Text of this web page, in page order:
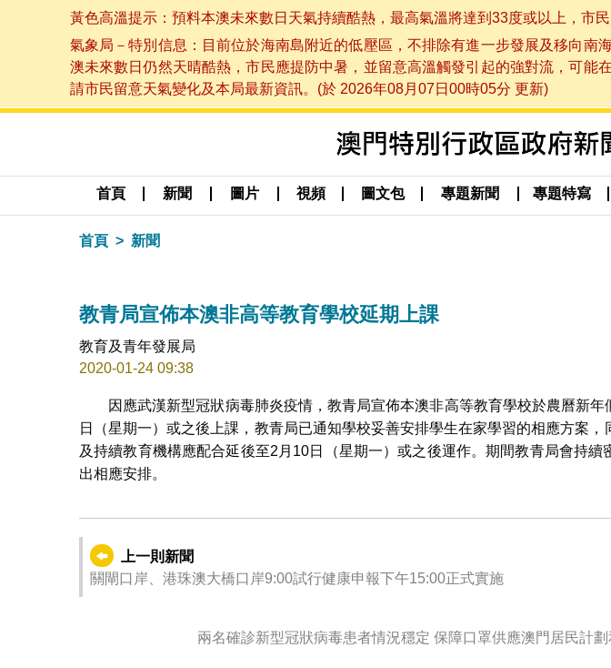
黃色高溫提示：預料本澳未來數日天氣持續酷熱，最高氣溫將達到33度或以上，市
氣象局－特別信息：目前位於海南島附近的低壓區，不排除有進一步發展及移向
澳未來數日仍然天晴酷熱，市民應提防中暑，並留意高溫觸發引起的強對流，可能
請市民留意天氣變化及本局最新資訊。(於 2026年08月07日00時05分 更新)
首頁 新聞 圖片 視頻 圖文包 專題新聞 專題特寫
首頁 新聞
教青局宣佈本澳非高等教育學校延期上課
教育及青年發展局
2020-01-24 09:38
因應武漢新型冠狀病毒肺炎疫情，教青局宣佈本澳非高等教育學校於農曆新
日（星期一）或之後上課，教青局已通知學校妥善安排學生在家學習的相應方案
及持續教育機構應配合延後至2月10日（星期一）或之後運作。期間教青局會持續
出相應安排。
上一則新聞
關閘口岸、港珠澳大橋口岸9:00試行健康申報下午15:00正式實施
兩名確診新型冠狀病毒患者情況穩定 保障口罩供應澳門居民計